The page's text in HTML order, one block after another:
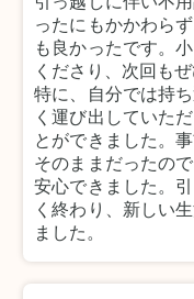
ったにもかかわら
も良かったです。
くださり、次回も
特に、自分では持
く運び出していた
とができました。
そのままだったの
安心できました。
く終わり、新しい
ました。